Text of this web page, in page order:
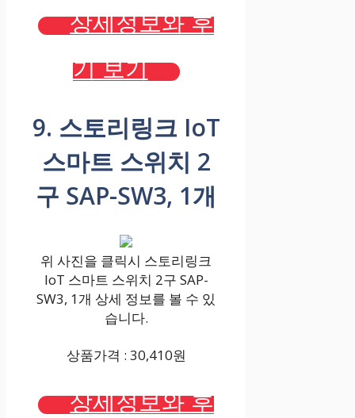
상세정보와 후
기 보기
9. 스토리링크 IoT
스마트 스위치 2
구 SAP-SW3, 1개
위 사진을 클릭시 스토리링크
IoT 스마트 스위치 2구 SAP-
SW3, 1개 상세 정보를 볼 수 있
습니다.
상품가격 : 30,410원
상세정보와 후